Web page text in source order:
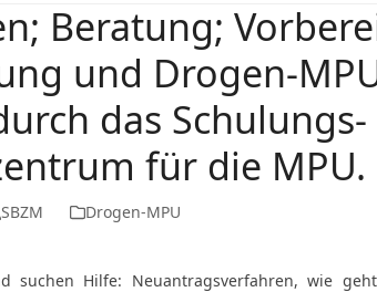
Beratung;
und Drogen-
das
für die MPU.
SBZM Drogen-MPU
suchen Hilfe: Neuantragsverfahren, wie